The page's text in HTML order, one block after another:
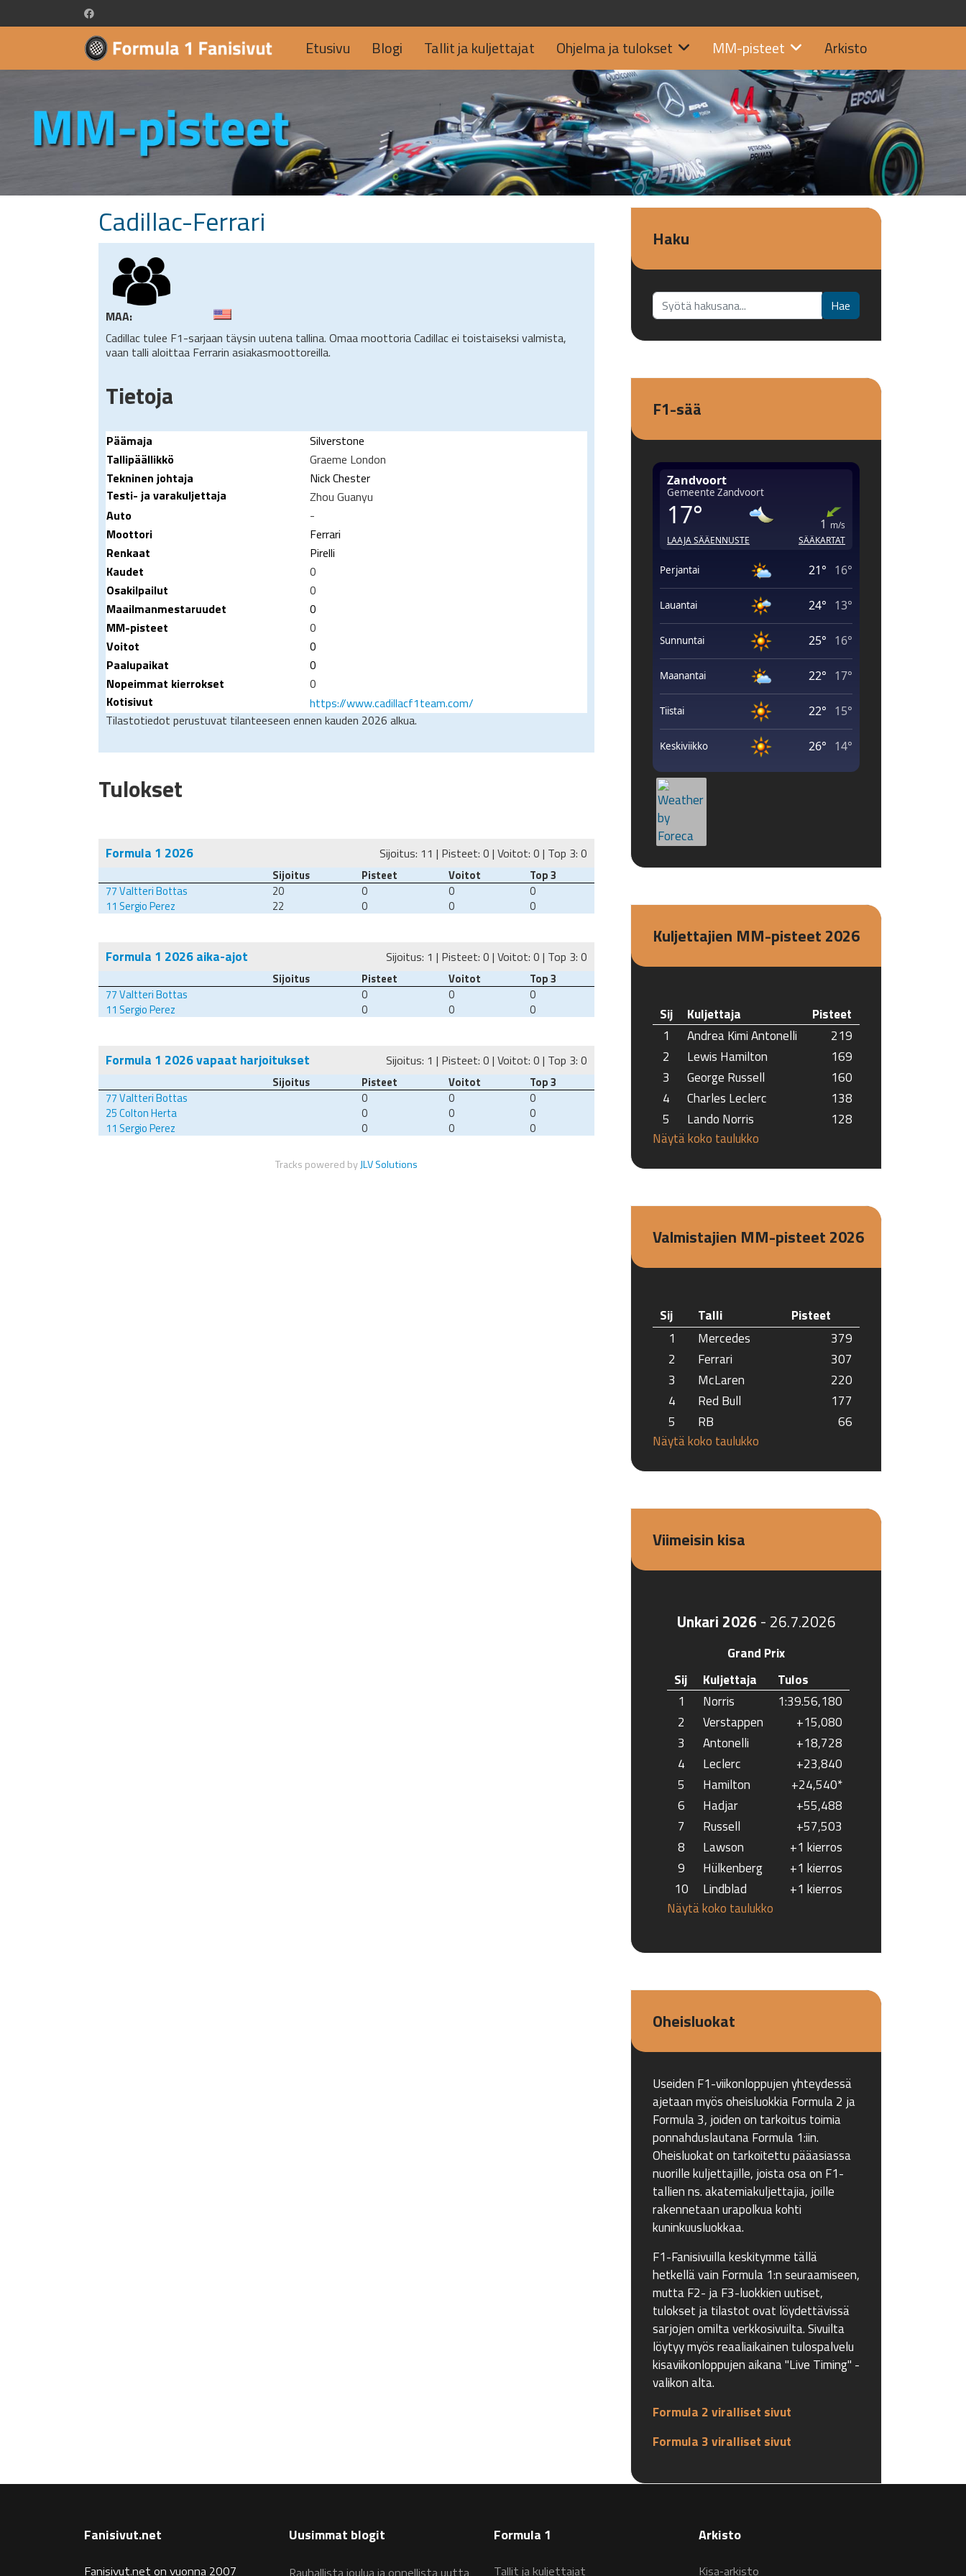
Etusivu Blogi Tallit ja kuljettajat Ohjelma ja tulokset MM-pisteet Arkisto
Cadillac-Ferrari
MAA:
Cadillac tulee F1-sarjaan täysin uutena tallina. Omaa moottoria Cadillac ei toistaiseksi valmista,
vaan talli aloittaa Ferrarin asiakasmoottoreilla.
Tietoja
Päämaja
Silverstone
Tallipäällikkö
Graeme London
Tekninen johtaja
Nick Chester
Testi- ja varakuljettaja
Zhou Guanyu
Auto
-
Moottori
Ferrari
Renkaat
Pirelli
Kaudet
0
Osakilpailut
0
Maailmanmestaruudet
0
MM-pisteet
0
Voitot
0
Paalupaikat
0
Nopeimmat kierrokset
0
Kotisivut
https://www.cadillacf1team.com/
Tilastotiedot perustuvat tilanteeseen ennen kauden 2026 alkua.
Tulokset
Formula 1 2026 Sijoitus: 11 | Pisteet: 0 | Voitot: 0 | Top 3: 0
Sijoitus Pisteet Voitot
Top 3
77Valtteri Bottas 20 0 0
0
11 Sergio Perez 22 0 0 0
Formula 1 2026 aika-ajot Sijoitus: 1 | Pisteet: 0 | Voitot: 0 | Top 3: 0
Sijoitus Pisteet Voitot
Top 3
77Valtteri Bottas 0 0
0
11 Sergio Perez 0 0 0
Formula 1 2026 vapaat harjoitukset Sijoitus: 1 | Pisteet: 0 | Voitot: 0 | Top 3: 0
Sijoitus Pisteet Voitot
Top 3
77Valtteri Bottas 0 0
0
25Colton Herta 0 0
0
11 Sergio Perez 0 0 0
Tracks powered byJLV Solutions
Haku
Etsi... Hae
F1-sää
Kuljettajien MM-pisteet 2026
Sij Kuljettaja
Pisteet
1
Andrea Kimi Antonelli
219
2
Lewis Hamilton
169
3
George Russell
160
4
Charles Leclerc
138
5
Lando Norris
128
Näytä koko taulukko
Valmistajien MM-pisteet 2026
Sij Talli
Pisteet
1
Mercedes
379
2
Ferrari
307
3
McLaren
220
4
Red Bull
177
5
RB
66
Näytä koko taulukko
Viimeisin kisa
Unkari 2026 - 26.7.2026
Grand Prix
Sij
Kuljettaja
Tulos
1
Norris
1:39.56,180
2
Verstappen
+15,080
3
Antonelli
+18,728
4
Leclerc
+23,840
5
Hamilton
+24,540*
6
Hadjar
+55,488
7
Russell
+57,503
8
Lawson
+1 kierros
9
Hülkenberg
+1 kierros
10
Lindblad
+1 kierros
Näytä koko taulukko
Oheisluokat
Useiden F1-viikonloppujen yhteydessä
ajetaan myös oheisluokkia Formula 2 ja
Formula 3, joiden on tarkoitus toimia
ponnahduslautana Formula 1:iin.
Oheisluokat on tarkoitettu pääasiassa
nuorille kuljettajille, joista osa on F1-
tallien ns. akatemiakuljettajia, joille
rakennetaan urapolkua kohti
kuninkuusluokkaa.
F1-Fanisivuilla keskitymme tällä
hetkellä vain Formula 1:n seuraamiseen,
mutta F2- ja F3-luokkien uutiset,
tulokset ja tilastot ovat löydettävissä
sarjojen omilta verkkosivuilta. Sivuilta
löytyy myös reaaliaikainen tulospalvelu
kisaviikonloppujen aikana "Live Timing" -
valikon alta.
Formula 2 viralliset sivut
Formula 3 viralliset sivut
Fanisivut.net
Fanisivut.net on vuonna 2007
Uusimmat blogit
Rauhallista joulua ja onnellista uutta
Formula 1
Tallit ja kuljettajat
Arkisto
Kisa-arkisto